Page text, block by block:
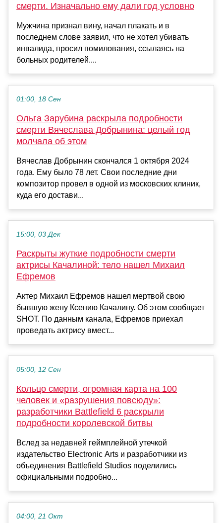
смерти. Изначально ему дали год условно
Мужчина признал вину, начал плакать и в
последнем слове заявил, что не хотел убивать
инвалида, просил помилования, ссылаясь на
больных родителей....
01:00, 18 Сен
Ольга Зарубина раскрыла подробности
смерти Вячеслава Добрынина: целый год
молчала об этом
Вячеслав Добрынин скончался 1 октября 2024
года. Ему было 78 лет. Свои последние дни
композитор провел в одной из московских клиник,
куда его достави...
15:00, 03 Дек
Раскрыты жуткие подробности смерти
актрисы Качалиной: тело нашел Михаил
Ефремов
Актер Михаил Ефремов нашел мертвой свою
бывшую жену Ксению Качалину. Об этом сообщает
SHOT. По данным канала, Ефремов приехал
проведать актрису вмест...
05:00, 12 Сен
Кольцо смерти, огромная карта на 100
человек и «разрушения повсюду»:
разработчики Battlefield 6 раскрыли
подробности королевской битвы
Вслед за недавней геймплейной утечкой
издательство Electronic Arts и разработчики из
объединения Battlefield Studios поделились
официальными подробно...
04:00, 21 Окт